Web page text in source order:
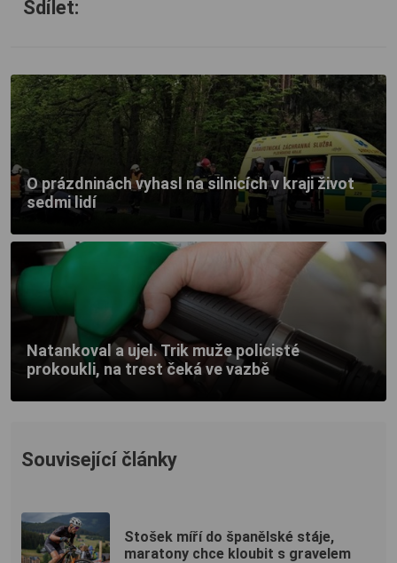
Sdílet:
O prázdninách vyhasl na silnicích v kraji život
sedmi lidí
Natankoval a ujel. Trik muže policisté
prokoukli, na trest čeká ve vazbě
Související články
Stošek míří do španělské stáje,
maratony chce kloubit s gravelem